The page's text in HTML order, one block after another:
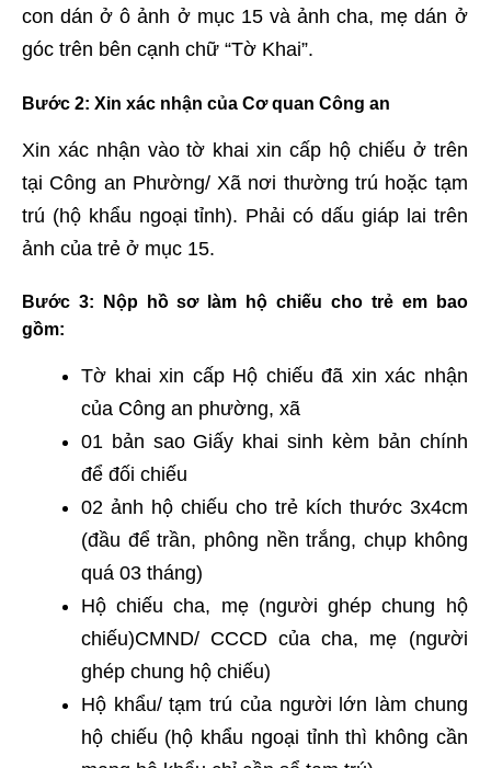
con dán ở ô ảnh ở mục 15 và ảnh cha, mẹ dán ở
góc trên bên cạnh chữ “Tờ Khai”.
Bước 2: Xin xác nhận của Cơ quan Công an
Xin xác nhận vào tờ khai xin cấp hộ chiếu ở trên
tại Công an Phường/ Xã nơi thường trú hoặc tạm
trú (hộ khẩu ngoại tỉnh). Phải có dấu giáp lai trên
ảnh của trẻ ở mục 15.
Bước 3: Nộp hồ sơ làm hộ chiếu cho trẻ em bao
gồm:
Tờ khai xin cấp Hộ chiếu đã xin xác nhận
của Công an phường, xã
01 bản sao Giấy khai sinh kèm bản chính
để đối chiếu
02 ảnh hộ chiếu cho trẻ kích thước 3x4cm
(đầu để trần, phông nền trắng, chụp không
quá 03 tháng)
Hộ chiếu cha, mẹ (người ghép chung hộ
chiếu)CMND/ CCCD của cha, mẹ (người
ghép chung hộ chiếu)
Hộ khẩu/ tạm trú của người lớn làm chung
hộ chiếu (hộ khẩu ngoại tỉnh thì không cần